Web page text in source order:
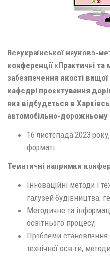
Всеукраїнської науково-
конференції «Практичні та
забезпечення якості вищої
кафедрі проєктування
яка відбудеться в
автомобільно-дорожньому
16 листопада 2023
форматі.
Тематичні напрямки
Інноваційні методи і
галузей будівництва,
Методичне та
освітнього процесу;
Проблеми становлення
технічної освіти,